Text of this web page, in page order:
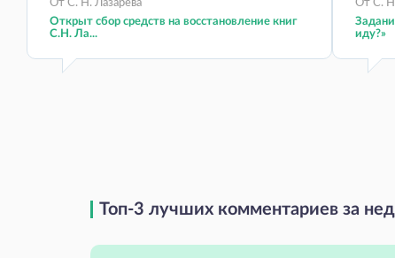
От С. Н. Лазарева
Открыт сбор средств на восстановление книг
С.Н. Ла...
От С.
иду?»
Топ-3 лучших комментариев за